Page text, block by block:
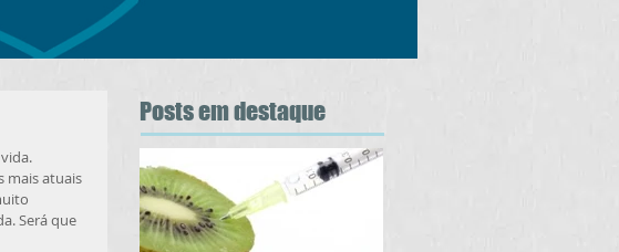
mais atuais
Será que
Postsem destaque